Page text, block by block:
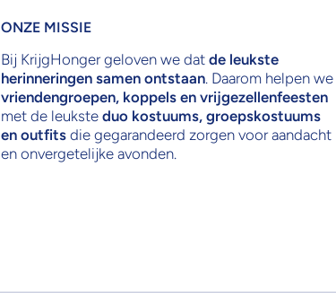
ONZE MISSIE
Bij KrijgHonger geloven we dat de leukste
herinneringen samen ontstaan. Daarom helpen we
vriendengroepen, koppels en vrijgezellenfeesten
met de leukste duo kostuums, groepskostuums
en outfitsdie gegarandeerd zorgen voor aandacht
en onvergetelijke avonden.